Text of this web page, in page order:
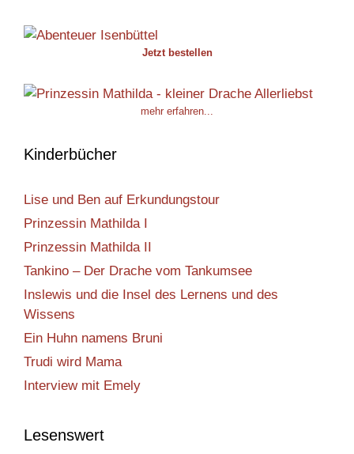
Jetzt bestellen
mehr erfahren...
Kinderbücher
Lise und Ben auf Erkundungstour
Prinzessin Mathilda I
Prinzessin Mathilda II
Tankino – Der Drache vom Tankumsee
Inslewis und die Insel des Lernens und des
Wissens
Ein Huhn namens Bruni
Trudi wird Mama
Interview mit Emely
Lesenswert